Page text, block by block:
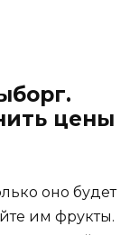
цены
оно будет
им фрукты.